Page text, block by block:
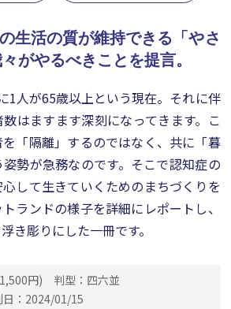
生活の質が維持できる「やさ
がやるべきことを提言。
1人が65歳以上という現在。それに伴
はますます深刻になってきます。こ
「隔離」するのではなく、共に「暮
勢が急務なのです。そこで認知症の
して生きていくためのまちづくりを
ランドの様子を詳細にレポートし、
き彫りにした一冊です。
円)
判型：四六並
日：2024/01/15